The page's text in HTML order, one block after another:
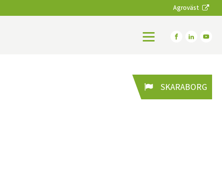
Agroväst
SKARABORG